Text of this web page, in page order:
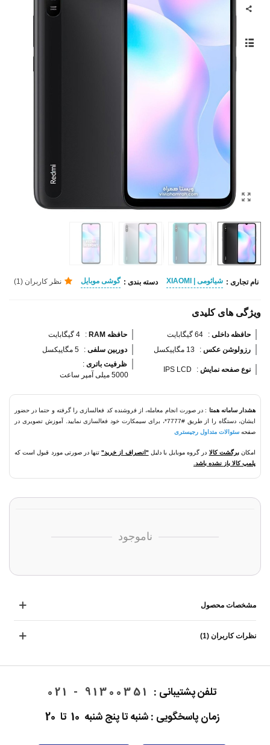
نام تجاری : شیائومی | XIAOMI دسته بندی : گوشی موبایل نظر کاربران (1)
ویژگی های کلیدی
حافظه داخلی : 64 گیگابایت حافظه RAM :
4 گیگابایت
رزولوشن عکس : 13 مگاپیکسل دوربین سلفی : 5 مگاپیکسل
نوع صفحه نمایش :
IPS LCD
ظرفیت باتری :
5000 میلی آمپر ساعت
هشدار سامانه همتا
: در صورت انجام معامله، از فروشنده کد فعالسازی را گرفته و حتما در حضور
ایشان، دستگاه را از طریق #7777*، برای سیمکارت خود فعالسازی نمایید. آموزش تصویری در
صفحه سئوالات متداول رجیستری
امکانبرگشت کالا در گروه موبایل با دلیل "انصراف از خرید"تنها در صورتی مورد قبول است که
پلمپ کالا باز نشده باشد.
ناموجود
مشخصات محصول
نظرات کاربران (1)
تلفن پشتیبانی : 91300351 - 021
زمان پاسخگویی : شنبه تا پنج شنبه 10 تا 20